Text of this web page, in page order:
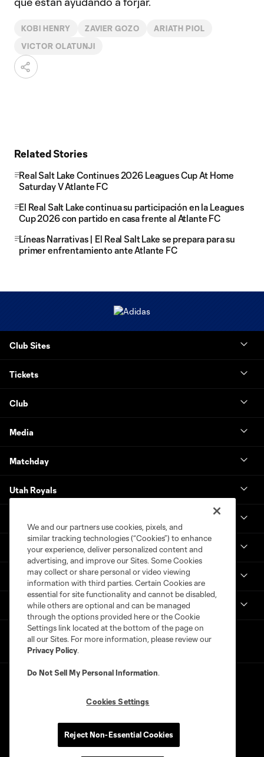
KOBI HENRY ZAVIER GOZO ARIATH PIOL
VICTOR OLATUNJI
Related Stories
Real Salt Lake Continues 2026 Leagues Cup At Home
Saturday V Atlante FC
El Real Salt Lake continua su participación en la Leagues
Cup 2026 con partido en casa frente al Atlante FC
Líneas Narrativas | El Real Salt Lake se prepara para su
primer enfrentamiento ante Atlante FC
Club Sites
Tickets
Club
Media
Matchday
Utah Royals
More
Get in Touch
Privacy Policy
Do Not Sell or Share My Personal Information
Cookies Settings
We and our partners use cookies, pixels, and
similar tracking technologies (“Cookies”) to enhance
your experience, deliver personalized content and
advertising, and improve our Sites. Some Cookies
may collect or share personal or video viewing
information with third parties. Certain Cookies are
essential for site functionality and cannot be disabled,
while others are optional and can be managed
through the options provided here or the Cookie
Settings link located at the bottom of the page on
all our Sites. For more information, please review our
Privacy Policy.
Do Not Sell My Personal Information.
Cookies Settings
Reject Non-Essential Cookies